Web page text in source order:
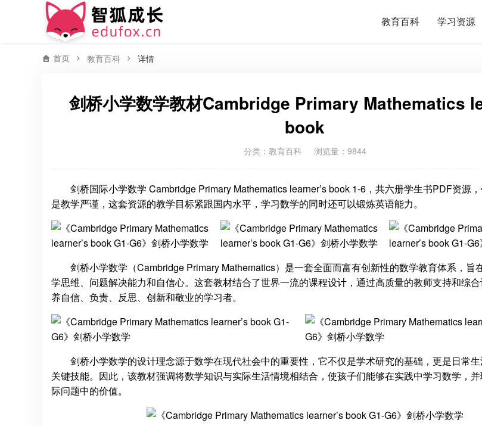
教育百科 学习资源
首页 教育百科 详情
剑桥小学数学教材Cambridge Primary Mathematics
book
分类： 教育百科 浏览量：9844
剑桥国际小学数学 Cambridge Primary Mathematics learner’s book 1-6，共六册学生书PDF资源
是教学严谨，这套资源的教学目标紧跟国内水平，学习数学的同时还可以锻炼英语能力。
剑桥小学数学（Cambridge Primary Mathematics）是一套全面而富有创新性的数学教育体系，旨
学思维、问题解决能力和自信心。这套教材结合了世界一流的课程设计，通过高质量的教师支持和综
养自信、负责、反思、创新和敬业的学习者。
剑桥小学数学的设计理念源于数学在现代社会中的重要性，它不仅是学术研究的基础，更是日常
关键技能。因此，该教材强调将数学知识与实际生活情境相结合，使孩子们能够在实践中学习数学，
际问题中的价值。